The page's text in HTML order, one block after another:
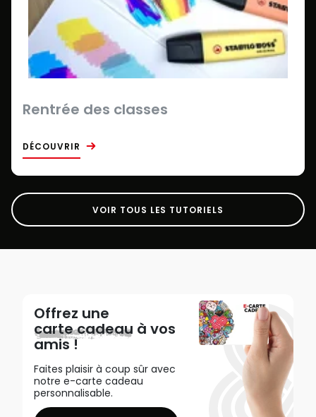
Rentrée des classes
DÉCOUVRIR
VOIR TOUS LES TUTORIELS
Offrez une
carte cadeau à vos
amis !
Faites plaisir à coup sûr avec
notre e-carte cadeau
personnalisable.